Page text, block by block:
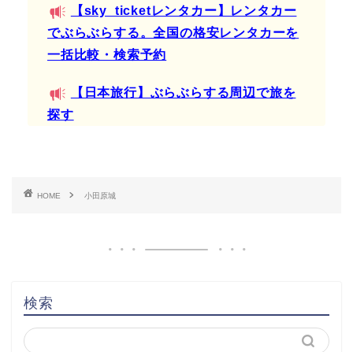
【sky_ticketレンタカー】レンタカー
でぶらぶらする。全国の格安レンタカーを
一括比較・検索予約
【日本旅行】ぶらぶらする周辺で旅を
探す
HOME 小田原城
検索